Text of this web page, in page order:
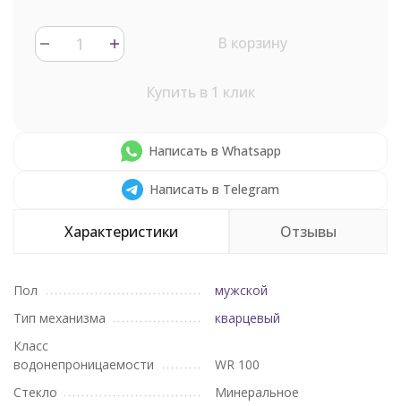
В корзину
Купить в 1 клик
Написать в Whatsapp
Написать в Telegram
Характеристики Отзывы
Пол
мужской
Тип механизма
кварцевый
Класс
водонепроницаемости
WR 100
Стекло
Минеральное